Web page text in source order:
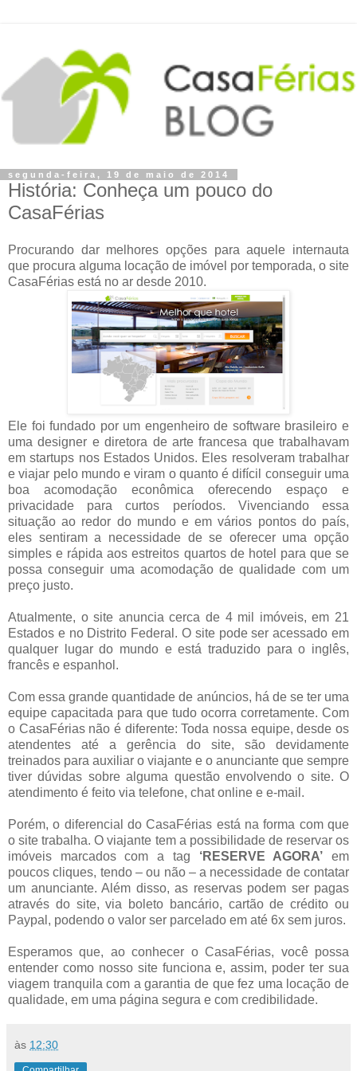
segunda-feira, 19 de maio de 2014
História: Conheça um pouco do
CasaFérias
Procurando dar melhores opções para aquele internauta
que procura alguma locação de imóvel por temporada, o site
CasaFérias está no ar desde 2010.
Ele foi fundado por um engenheiro de software brasileiro e
uma designer e diretora de arte francesa que trabalhavam
em startups nos Estados Unidos. Eles resolveram trabalhar
e viajar pelo mundo e viram o quanto é difícil conseguir uma
boa acomodação econômica oferecendo espaço e
privacidade para curtos períodos. Vivenciando essa
situação ao redor do mundo e em vários pontos do país,
eles sentiram a necessidade de se oferecer uma opção
simples e rápida aos estreitos quartos de hotel para que se
possa conseguir uma acomodação de qualidade com um
preço justo.
Atualmente, o site anuncia cerca de 4 mil imóveis, em 21
Estados e no Distrito Federal. O site pode ser acessado em
qualquer lugar do mundo e está traduzido para o inglês,
francês e espanhol.
Com essa grande quantidade de anúncios, há de se ter uma
equipe capacitada para que tudo ocorra corretamente. Com
o CasaFérias não é diferente: Toda nossa equipe, desde os
atendentes até a gerência do site, são devidamente
treinados para auxiliar o viajante e o anunciante que sempre
tiver dúvidas sobre alguma questão envolvendo o site. O
atendimento é feito via telefone, chat online e e-mail.
Porém, o diferencial do CasaFérias está na forma com que
o site trabalha. O viajante tem a possibilidade de reservar os
imóveis marcados com a tag ‘RESERVE AGORA’ em
poucos cliques, tendo – ou não – a necessidade de contatar
um anunciante. Além disso, as reservas podem ser pagas
através do site, via boleto bancário, cartão de crédito ou
Paypal, podendo o valor ser parcelado em até 6x sem juros.
Esperamos que, ao conhecer o CasaFérias, você possa
entender como nosso site funciona e, assim, poder ter sua
viagem tranquila com a garantia de que fez uma locação de
qualidade, em uma página segura e com credibilidade.
às 12:30